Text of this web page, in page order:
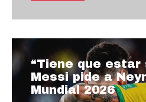
“Tiene que estar
Messi pide a
Mundial 2026